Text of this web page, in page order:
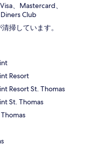
、Mastercard、
Club
掃しています。
Resort
Resort St. Thomas
St. Thomas